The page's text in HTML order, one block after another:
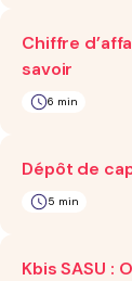
Chiffre
savoir
6 min
Dépôt de
5 min
Kbis SASU :